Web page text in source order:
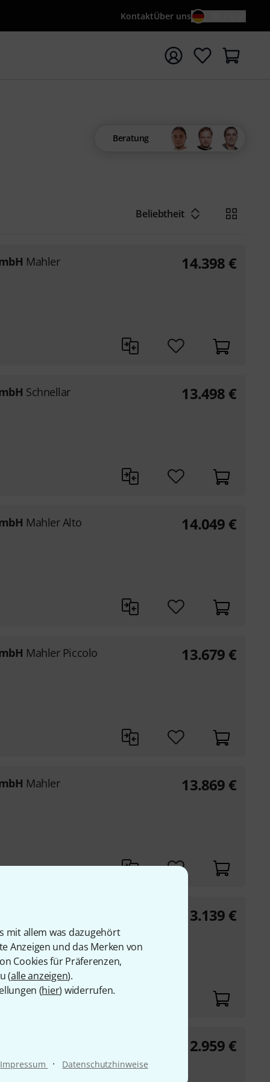
mit allem was dazugehört
Anzeigen und das Merken von
Cookies für Präferenzen,
(alle anzeigen).
(hier) widerrufen.
Impressum · Datenschutzhinweise
KontaktÜber uns
mit Suchwort {searchTerm} starten
Beratung
Beliebtheit
Mahler 14.398 €
Schnellar 13.498 €
Mahler Alto 14.049 €
Mahler Piccolo 13.679 €
Mahler 13.869 €
13.139 €
12.959 €